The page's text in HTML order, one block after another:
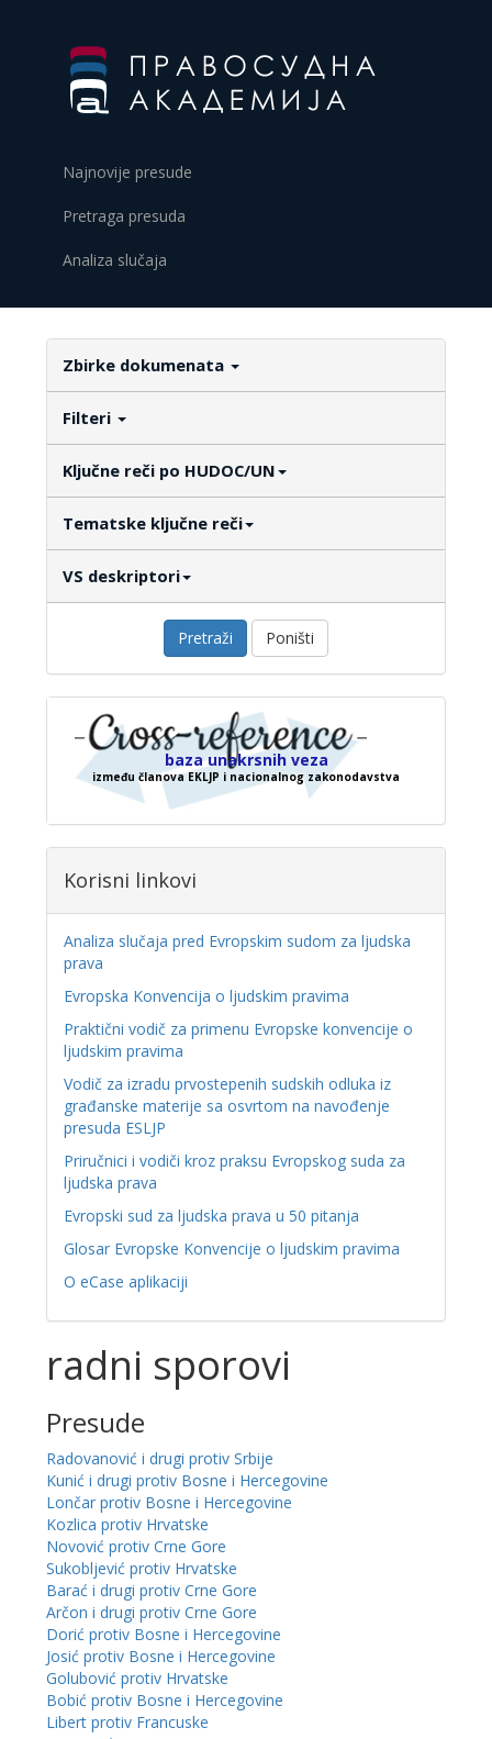
Najnovije presude
Pretraga presuda
Analiza slučaja
Zbirke dokumenata
Filteri
Ključne reči po HUDOC/UN
Tematske ključne reči
VS deskriptori
Pretraži Poništi
baza unakrsnih veza
između članova EKLJP i nacionalnog zakonodavstva
Korisni linkovi
Analiza slučaja pred Evropskim sudom za ljudska
prava
Evropska Konvencija o ljudskim pravima
Praktični vodič za primenu Evropske konvencije o
ljudskim pravima
Vodič za izradu prvostepenih sudskih odluka iz
građanske materije sa osvrtom na navođenje
presuda ESLJP
Priručnici i vodiči kroz praksu Evropskog suda za
ljudska prava
Evropski sud za ljudska prava u 50 pitanja
Glosar Evropske Konvencije o ljudskim pravima
O eCase aplikaciji
radni sporovi
Presude
Radovanović i drugi protiv Srbije
Kunić i drugi protiv Bosne i Hercegovine
Lončar protiv Bosne i Hercegovine
Kozlica protiv Hrvatske
Novović protiv Crne Gore
Sukobljević protiv Hrvatske
Barać i drugi protiv Crne Gore
Arčon i drugi protiv Crne Gore
Dorić protiv Bosne i Hercegovine
Josić protiv Bosne i Hercegovine
Golubović protiv Hrvatske
Bobić protiv Bosne i Hercegovine
Libert protiv Francuske